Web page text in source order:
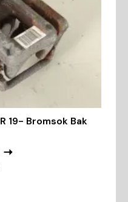
19- Bromsok Bak